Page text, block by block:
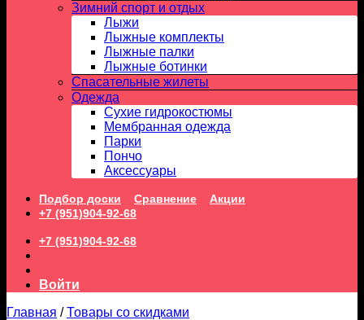
Зимний спорт и отдых
Лыжи
Лыжные комплекты
Лыжные палки
Лыжные ботинки
Спасательные жилеты
Одежда
Сухие гидрокостюмы
Мембранная одежда
Парки
Пончо
Аксессуары
Подбор доски Сравнение
Акции
+7 (951)904-92-68
+7 (951)904-92-68
Войти
Главная / Товары со скидками